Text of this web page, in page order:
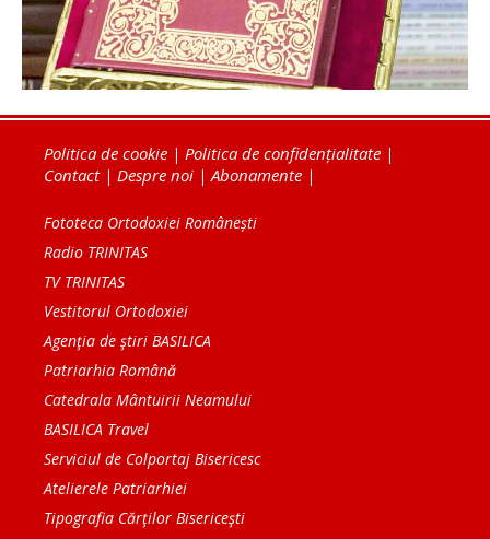
Politica de cookie | Politica de confidențialitate |
Contact| Despre noi | Abonamente |
Fototeca Ortodoxiei Românești
Radio TRINITAS
TV TRINITAS
Vestitorul Ortodoxiei
Agenţia de ştiri BASILICA
Patriarhia Română
Catedrala Mântuirii Neamului
BASILICA Travel
Serviciul de Colportaj Bisericesc
Atelierele Patriarhiei
Tipografia Cărţilor Bisericeşti